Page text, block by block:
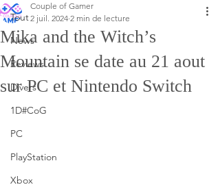
Tout
News
Reviews
Divers
1D#CoG
PC
PlayStation
Xbox
Mika and the Witch’s
Mountain se date au 21 aout
sur PC et Nintendo Switch
Couple of Gamer
2 juil. 2024 2 min de lecture